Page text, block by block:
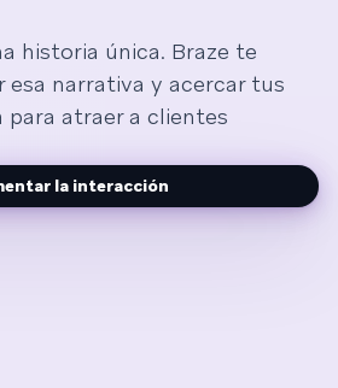
historia única. Braze te
esa narrativa y acercar tus
para atraer a clientes
la interacción